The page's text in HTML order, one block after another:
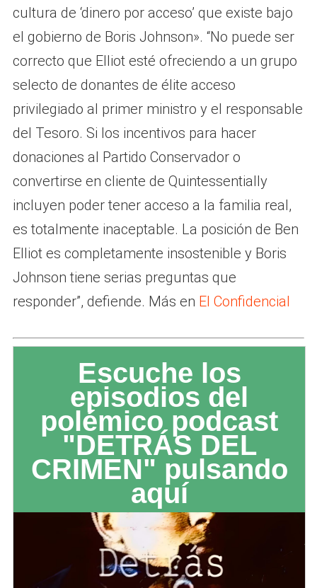
cultura de ‘dinero por acceso’ que existe bajo
el gobierno de Boris Johnson». “No puede ser
correcto que Elliot esté ofreciendo a un grupo
selecto de donantes de élite acceso
privilegiado al primer ministro y el responsable
del Tesoro. Si los incentivos para hacer
donaciones al Partido Conservador o
convertirse en cliente de Quintessentially
incluyen poder tener acceso a la familia real,
es totalmente inaceptable. La posición de Ben
Elliot es completamente insostenible y Boris
Johnson tiene serias preguntas que
responder”, defiende. Más en El Confidencial
Escuche los
episodios del
polémico podcast
"DETRÁS DEL
CRIMEN" pulsando
aquí